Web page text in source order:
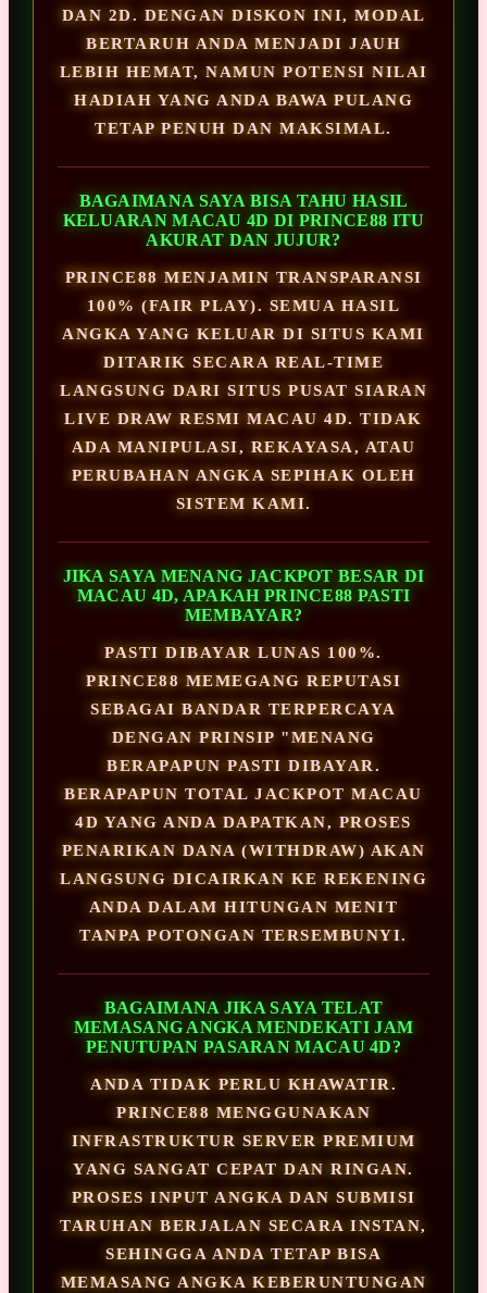
DAN 2D. DENGAN DISKON INI, MODAL
BERTARUH ANDA MENJADI JAUH
LEBIH HEMAT, NAMUN POTENSI NILAI
HADIAH YANG ANDA BAWA PULANG
TETAP PENUH DAN MAKSIMAL.
BAGAIMANA SAYA BISA TAHU HASIL
KELUARAN MACAU 4D DI PRINCE88 ITU
AKURAT DAN JUJUR?
PRINCE88 MENJAMIN TRANSPARANSI
100% (FAIR PLAY). SEMUA HASIL
ANGKA YANG KELUAR DI SITUS KAMI
DITARIK SECARA REAL-TIME
LANGSUNG DARI SITUS PUSAT SIARAN
LIVE DRAW RESMI MACAU 4D. TIDAK
ADA MANIPULASI, REKAYASA, ATAU
PERUBAHAN ANGKA SEPIHAK OLEH
SISTEM KAMI.
JIKA SAYA MENANG JACKPOT BESAR DI
MACAU 4D, APAKAH PRINCE88 PASTI
MEMBAYAR?
PASTI DIBAYAR LUNAS 100%.
PRINCE88 MEMEGANG REPUTASI
SEBAGAI BANDAR TERPERCAYA
DENGAN PRINSIP "MENANG
BERAPAPUN PASTI DIBAYAR.
BERAPAPUN TOTAL JACKPOT MACAU
4D YANG ANDA DAPATKAN, PROSES
PENARIKAN DANA (WITHDRAW) AKAN
LANGSUNG DICAIRKAN KE REKENING
ANDA DALAM HITUNGAN MENIT
TANPA POTONGAN TERSEMBUNYI.
BAGAIMANA JIKA SAYA TELAT
MEMASANG ANGKA MENDEKATI JAM
PENUTUPAN PASARAN MACAU 4D?
ANDA TIDAK PERLU KHAWATIR.
PRINCE88 MENGGUNAKAN
INFRASTRUKTUR SERVER PREMIUM
YANG SANGAT CEPAT DAN RINGAN.
PROSES INPUT ANGKA DAN SUBMISI
TARUHAN BERJALAN SECARA INSTAN,
SEHINGGA ANDA TETAP BISA
MEMASANG ANGKA KEBERUNTUNGAN